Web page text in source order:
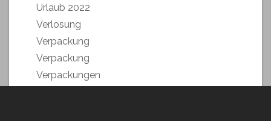
Urlaub 2022
Verlosung
Verpackung
Verpackung
Verpackungen